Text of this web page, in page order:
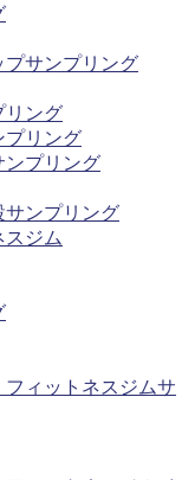
サンプリング
リング
プリング
ンプリング
サンプリング
ジム
ィットネスジムサ